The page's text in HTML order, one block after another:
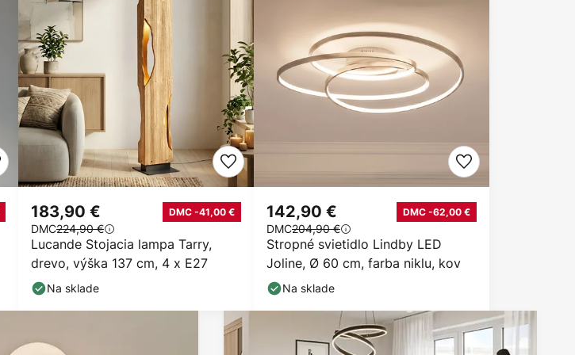
Lucande Stojacia lampa Tarry,
drevo, výška 137 cm, 4 x E27
183,90 € DMC -41,00 €
DMC224,90 €
Na sklade
Stropné svietidlo Lindby LED
Joline, Ø 60 cm, farba niklu, kov
142,90 € DMC -62,00 €
DMC204,90 €
Na sklade